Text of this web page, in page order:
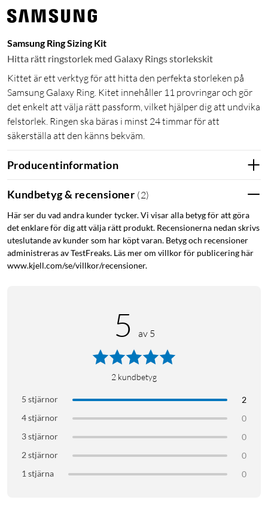
Samsung Ring Sizing Kit
Hitta rätt ringstorlek med Galaxy Rings storlekskit
Kittet är ett verktyg för att hitta den perfekta storleken på
Samsung Galaxy Ring. Kitet innehåller 11 provringar och gör
det enkelt att välja rätt passform, vilket hjälper dig att undvika
felstorlek. Ringen ska bäras i minst 24 timmar för att
säkerställa att den känns bekväm.
Producentinformation
Kundbetyg & recensioner (2)
Här ser du vad andra kunder tycker. Vi visar alla betyg för att göra
det enklare för dig att välja rätt produkt. Recensionerna nedan skrivs
uteslutande av kunder som har köpt varan. Betyg och recensioner
administreras av TestFreaks. Läs mer om villkor för publicering här
www.kjell.com/se/villkor/recensioner.
5 av 5
2 kundbetyg
5 stjärnor
2
4 stjärnor
0
3 stjärnor
0
2 stjärnor
0
1 stjärna
0